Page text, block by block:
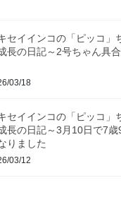
セイインコの「ピッコ」
長の日記～2号ちゃん具
03/18
セイインコの「ピッコ」
長の日記～3月10日で7歳
りました
03/12